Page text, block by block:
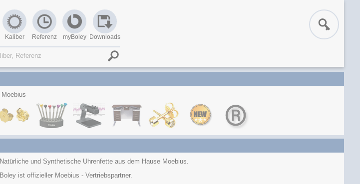
Kaliber Referenz myBoley Downloads
Moebius
Natürliche und Synthetische Uhrenfette aus dem Hause Moebius.
Boley ist offizieller Moebius - Vertriebspartner.